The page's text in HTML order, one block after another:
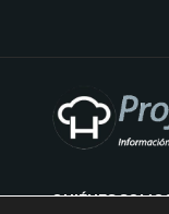
QUIÉNES